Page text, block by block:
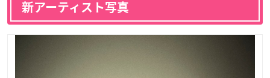
新アーティスト写真